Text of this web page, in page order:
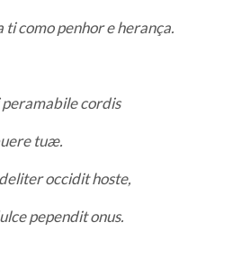
ti como penhor e herança.
cordis
tuæ.
occidit hoste,
pependit onus.